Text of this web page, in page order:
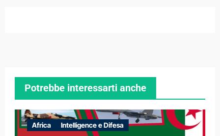
Potrebbe interessarti anche
Africa Intelligence e Difesa